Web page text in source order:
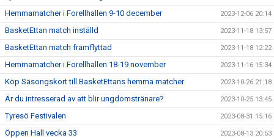
Hemmamatcher i Forellhallen 9-10 december 2023-12-06 20:14
BasketEttan match inställd 2023-11-18 13:57
BasketEttan match framflyttad 2023-11-18 12:22
Hemmamatcher i Forellhallen 18-19 november 2023-11-16 15:34
Köp Säsongskort till BasketEttans hemma matcher 2023-10-26 21:18
Är du intresserad av att blir ungdomstränare? 2023-10-25 13:45
Tyresö Festivalen 2023-08-31 15:16
Öppen Hall vecka 33 2023-08-13 20:53